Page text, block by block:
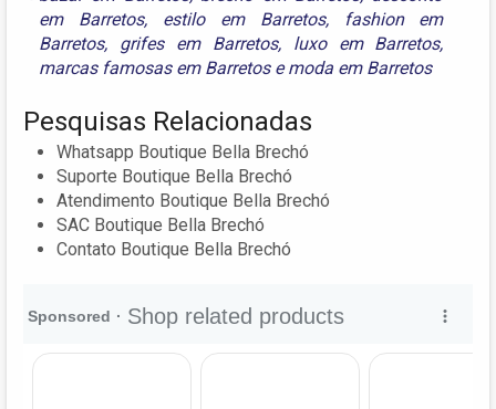
em Barretos, estilo em Barretos,
fashion em
Barretos, grifes em Barretos, luxo em Barretos,
marcas famosas em Barretosemoda em Barretos
Pesquisas Relacionadas
Whatsapp Boutique Bella Brechó
Suporte Boutique Bella Brechó
Atendimento Boutique Bella Brechó
SAC Boutique Bella Brechó
Contato Boutique Bella Brechó